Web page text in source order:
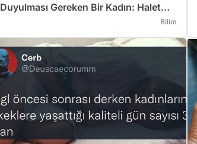
Duyulması Gereken Bir Kadın: Halet
Bilim